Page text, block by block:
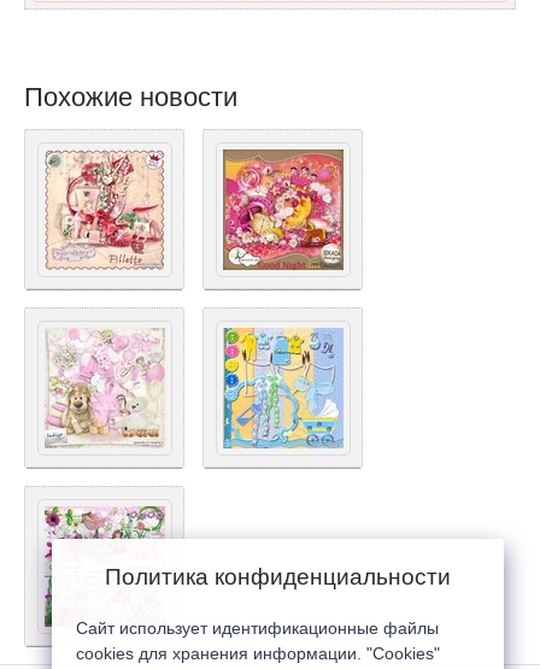
Похожие новости
Политика конфиденциальности
Сайт использует идентификационные файлы
cookies для хранения информации. "Cookies"